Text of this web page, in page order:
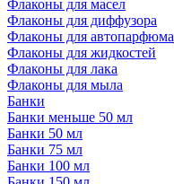
Флаконы для масел
Флаконы для диффузора
Флаконы для автопарфюма
Флаконы для жидкостей
Флаконы для лака
Флаконы для мыла
Банки
Банки меньше 50 мл
Банки 50 мл
Банки 75 мл
Банки 100 мл